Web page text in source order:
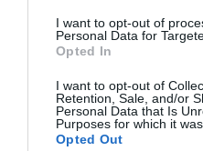
I want to opt-out of
Personal Data for
Opted In
I want to opt-out of
Retention, Sale, and/or
Personal Data that Is
Purposes for which it
Opted Out
Fizetős a Wi-Fi
repülőkön
A turistaosztályon csak
használni a Wi-Fi-t.
igazán kényelmesen